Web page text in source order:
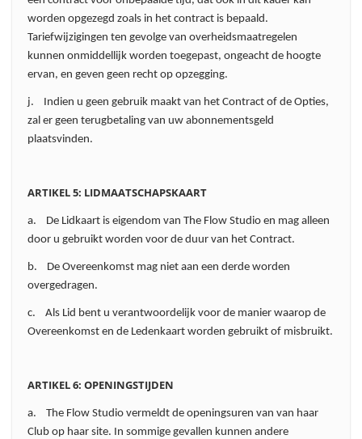
worden opgezegd zoals in het contract is bepaald.
Tariefwijzigingen ten gevolge van overheidsmaatregelen
kunnen onmiddellijk worden toegepast, ongeacht de hoogte
ervan, en geven geen recht op opzegging.
j. Indien u geen gebruik maakt van het Contract of de Opties,
zal er geen terugbetaling van uw abonnementsgeld
plaatsvinden.
ARTIKEL 5: LIDMAATSCHAPSKAART
a. De Lidkaart is eigendom van The Flow Studio en mag alleen
door u gebruikt worden voor de duur van het Contract.
b. De Overeenkomst mag niet aan een derde worden
overgedragen.
c. Als Lid bent u verantwoordelijk voor de manier waarop de
Overeenkomst en de Ledenkaart worden gebruikt of misbruikt.
ARTIKEL 6: OPENINGSTIJDEN
a. The Flow Studio vermeldt de openingsuren van van haar
Club op haar site. In sommige gevallen kunnen andere